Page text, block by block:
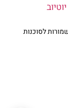
יוטיוב
לסוכנות